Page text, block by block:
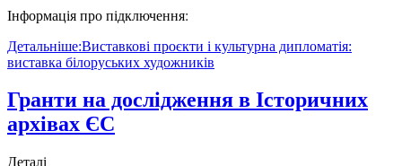
Інформація про підключення:
Детальніше:Виставкові проєкти і культурна дипломатія:
виставка білоруських художників
Гранти на дослідження в Історичних
архівах ЄС
Деталі